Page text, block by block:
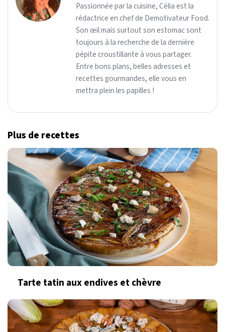
Passionnée par la cuisine, Célia est la
rédactrice en chef de Demotivateur Food.
Son œil mais surtout son estomac sont
toujours à la recherche de la dernière
pépite croustillante à vous partager.
Entre bons plans, belles adresses et
recettes gourmandes, elle vous en
mettra plein les papilles !
Plus de recettes
Tarte tatin aux endives et chèvre